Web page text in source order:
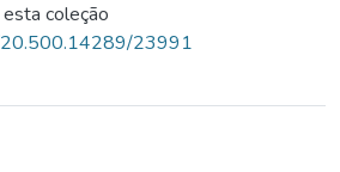
coleção
20.500.14289/23991